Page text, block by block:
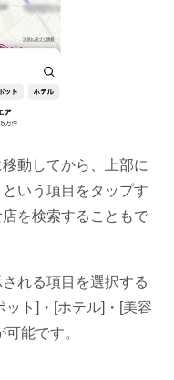
動してから、上部に
いう項目をタップす
を検索することもで
れる項目を選択する
ト]・[ホテル]・[美容
能です。